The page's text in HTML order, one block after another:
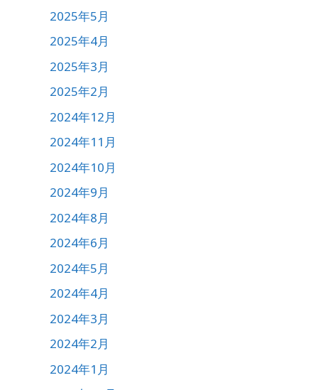
2025年5月
2025年4月
2025年3月
2025年2月
2024年12月
2024年11月
2024年10月
2024年9月
2024年8月
2024年6月
2024年5月
2024年4月
2024年3月
2024年2月
2024年1月